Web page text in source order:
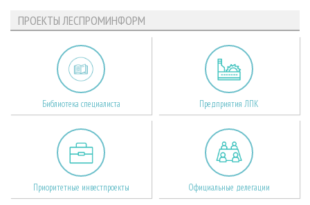
ПРОЕКТЫ ЛЕСПРОМИНФОРМ
Библиотека специалиста Предприятия ЛПК
Приоритетные инвестпроекты Официальные делегации